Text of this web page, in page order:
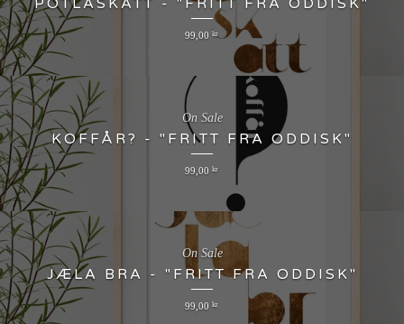
99,00 kr
KOFFÅR? - "FRITT FRA ODDISK"
99,00 kr
On Sale
JÆLA BRA - "FRITT FRA ODDISK"
99,00 kr
On Sale